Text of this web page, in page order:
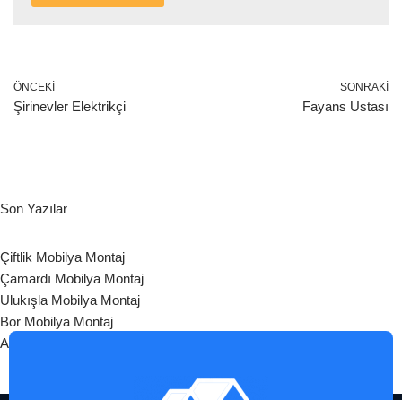
ÖNCEKI
Şirinevler Elektrikçi
SONRAKI
Fayans Ustası
Son Yazılar
Çiftlik Mobilya Montaj
Çamardı Mobilya Montaj
Ulukışla Mobilya Montaj
Bor Mobilya Montaj
Altunhisar Mobilya Montaj